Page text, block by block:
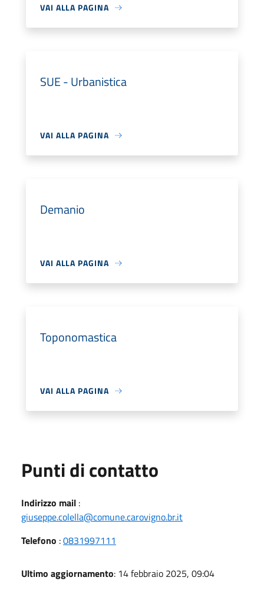
VAI ALLA PAGINA
SUE - Urbanistica
VAI ALLA PAGINA
Demanio
VAI ALLA PAGINA
Toponomastica
VAI ALLA PAGINA
Punti di contatto
Indirizzo mail :
giuseppe.colella@comune.carovigno.br.it
Telefono :0831997111
Ultimo aggiornamento: 14 febbraio 2025, 09:04